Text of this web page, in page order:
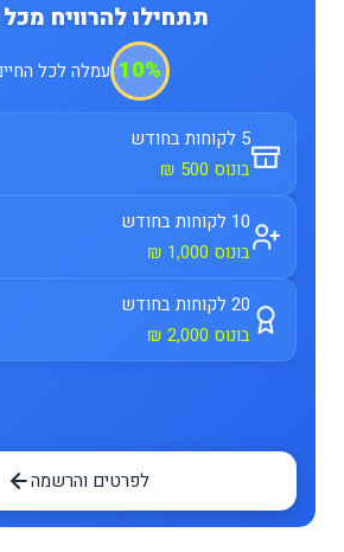
תתחילו להרוויח
10% עמלה לכל
5 לקוחות בחודש
בונוס 500 ₪
10 לקוחות בחודש
בונוס 1,000 ₪
20 לקוחות בחודש
בונוס 2,000 ₪
לפרטים והרשמה